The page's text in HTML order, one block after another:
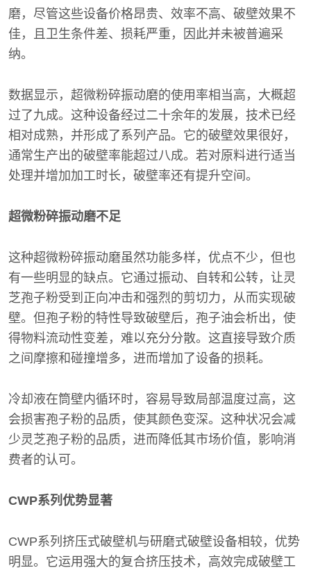
磨，尽管这些设备价格昂贵、效率不高、破壁效果不
佳，且卫生条件差、损耗严重，因此并未被普遍采
纳。
数据显示，超微粉碎振动磨的使用率相当高，大概超
过了九成。这种设备经过二十余年的发展，技术已经
相对成熟，并形成了系列产品。它的破壁效果很好，
通常生产出的破壁率能超过八成。若对原料进行适当
处理并增加加工时长，破壁率还有提升空间。
超微粉碎振动磨不足
这种超微粉碎振动磨虽然功能多样，优点不少，但也
有一些明显的缺点。它通过振动、自转和公转，让灵
芝孢子粉受到正向冲击和强烈的剪切力，从而实现破
壁。但孢子粉的特性导致破壁后，孢子油会析出，使
得物料流动性变差，难以充分分散。这直接导致介质
之间摩擦和碰撞增多，进而增加了设备的损耗。
冷却液在筒壁内循环时，容易导致局部温度过高，这
会损害孢子粉的品质，使其颜色变深。这种状况会减
少灵芝孢子粉的品质，进而降低其市场价值，影响消
费者的认可。
CWP系列优势显著
CWP系列挤压式破壁机与研磨式破壁设备相较，优势
明显。它运用强大的复合挤压技术，高效完成破壁工